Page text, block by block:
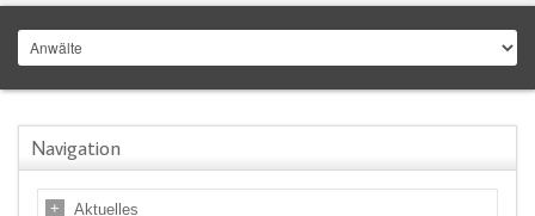
Navigation
Aktuelles